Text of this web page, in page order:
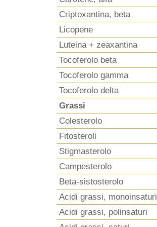
Criptoxantina, beta
Licopene
Luteina + zeaxantina
Tocoferolo beta
Tocoferolo gamma
Tocoferolo delta
Grassi
Colesterolo
Fitosteroli
Stigmasterolo
Campesterolo
Beta-sistosterolo
Acidi grassi, monoinsaturi
Acidi grassi, polinsaturi